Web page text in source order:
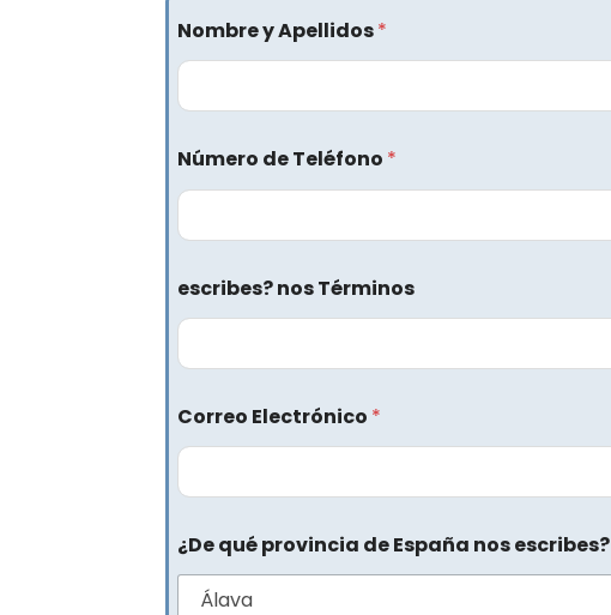
Nombre y Apellidos*
Número de Teléfono *
escribes? nos Términos
Correo Electrónico *
¿De qué provincia de España nos escribes?